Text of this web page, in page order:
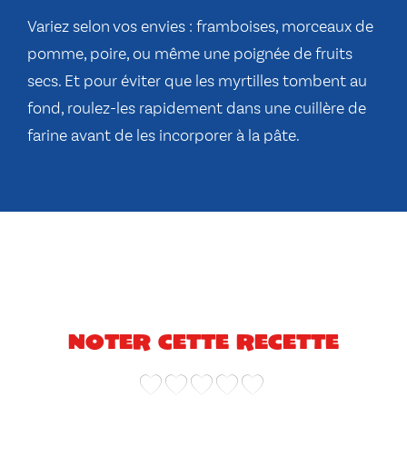
Variez selon vos envies : framboises, morceaux de
pomme, poire, ou même une poignée de fruits
secs. Et pour éviter que les myrtilles tombent au
fond, roulez-les rapidement dans une cuillère de
farine avant de les incorporer à la pâte.
Noter cette recette